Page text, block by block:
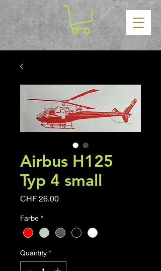
Airbus H125
Typ 4 small
CHF 26.00Price
Farbe *
Quantity *